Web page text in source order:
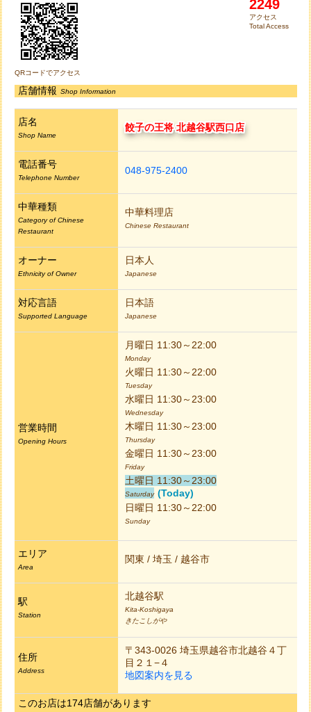
2249
アクセス
Total Access
QRコードでアクセス
店舗情報 Shop Information
店名
Shop Name
餃子の王将 北越谷駅西口店
電話番号
Telephone Number
048-975-2400
中華種類
Category of Chinese
Restaurant
中華料理店
Chinese Restaurant
オーナー
Ethnicity of Owner
日本人
Japanese
対応言語
Supported Language
日本語
Japanese
営業時間
Opening Hours
月曜日 11:30～22:00
Monday
火曜日 11:30～22:00
Tuesday
水曜日 11:30～23:00
Wednesday
木曜日 11:30～23:00
Thursday
金曜日 11:30～23:00
Friday
土曜日 11:30～23:00
Saturday (Today)
日曜日 11:30～22:00
Sunday
エリア
Area
関東 / 埼玉 / 越谷市
駅
Station
北越谷駅
Kita-Koshigaya
きたこしがや
住所
Address
〒343-0026 埼玉県越谷市北越谷４丁
目２１−４
地図案内を見る
このお店は174店舗があります